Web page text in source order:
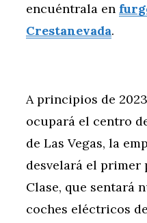
encuéntrala en
Crestanevada.
A principios de
ocupará el centro
de Las Vegas, la
desvelará el primer
Clase, que sentará
coches eléctricos